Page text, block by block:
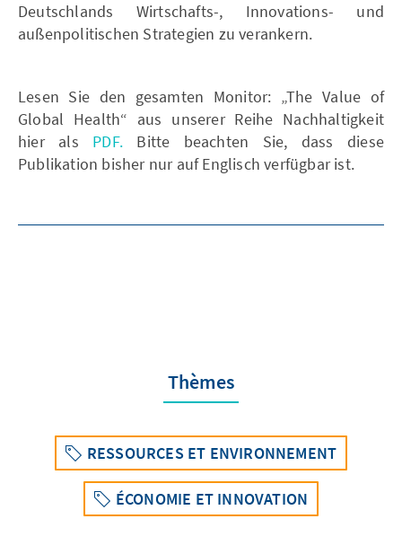
Deutschlands Wirtschafts-, Innovations- und
außenpolitischen Strategien zu verankern.
Lesen Sie den gesamten Monitor: „The Value of
Global Health“ aus unserer Reihe Nachhaltigkeit
hier als PDF.Bitte beachten Sie, dass diese
Publikation bisher nur auf Englisch verfügbar ist.
Thèmes
RESSOURCES ET ENVIRONNEMENT
ÉCONOMIE ET INNOVATION